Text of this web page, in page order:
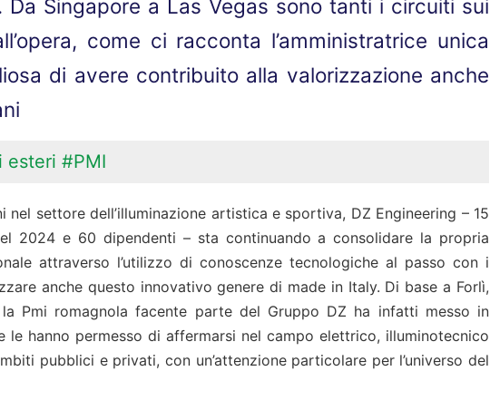
Da Singapore a Las Vegas sono tanti i circuiti sui
come ci racconta l’amministratrice unica
di avere contribuito alla valorizzazione anche
esteri #PMI
nel settore dell’illuminazione artistica e sportiva, DZ Engineering – 15
2024 e 60 dipendenti – sta continuando a consolidare la propria
attraverso l’utilizzo di conoscenze tecnologiche al passo con i
anche questo innovativo genere di made in Italy. Di base a Forlì,
Pmi romagnola facente parte del Gruppo DZ ha infatti messo in
le hanno permesso di affermarsi nel campo elettrico, illuminotecnico
pubblici e privati, con un’attenzione particolare per l’universo del